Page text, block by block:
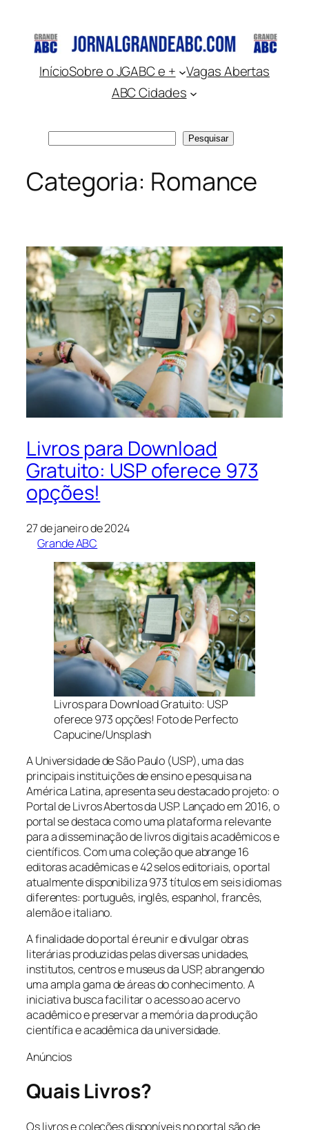
conteúdo
InícioSobre o JGABC e +
Vagas Abertas
ABC Cidades
Pesquisar
Categoria: Romance
Livros para Download
Gratuito: USP oferece 973
opções!
27 de janeiro de 2024
Grande ABC
Livros para Download Gratuito: USP
oferece 973 opções! Foto de Perfecto
Capucine/Unsplash
A Universidade de São Paulo (USP), uma das
principais instituições de ensino e pesquisa na
América Latina, apresenta seu destacado projeto: o
Portal de Livros Abertos da USP. Lançado em 2016, o
portal se destaca como uma plataforma relevante
para a disseminação de livros digitais acadêmicos e
científicos. Com uma coleção que abrange 16
editoras acadêmicas e 42 selos editoriais, o portal
atualmente disponibiliza 973 títulos em seis idiomas
diferentes: português, inglês, espanhol, francês,
alemão e italiano.
A finalidade do portal é reunir e divulgar obras
literárias produzidas pelas diversas unidades,
institutos, centros e museus da USP, abrangendo
uma ampla gama de áreas do conhecimento. A
iniciativa busca facilitar o acesso ao acervo
acadêmico e preservar a memória da produção
científica e acadêmica da universidade.
Anúncios
Quais Livros?
Os livros e coleções disponíveis no portal são de